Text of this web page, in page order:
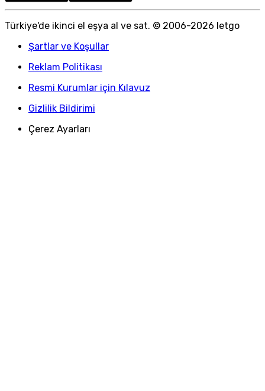
Türkiye'de ikinci el eşya al ve sat. © 2006-2026 letgo
Şartlar ve Koşullar
Reklam Politikası
Resmi Kurumlar için Kılavuz
Gizlilik Bildirimi
Çerez Ayarları